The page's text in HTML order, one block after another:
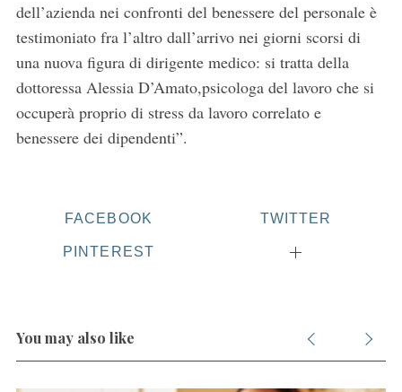
dell’azienda nei confronti del benessere del personale è
testimoniato fra l’altro dall’arrivo nei giorni scorsi di
una nuova figura di dirigente medico: si tratta della
dottoressa Alessia D’Amato,psicologa del lavoro che si
occuperà proprio di stress da lavoro correlato e
benessere dei dipendenti”.
FACEBOOK TWITTER
PINTEREST
You may also like
S
e